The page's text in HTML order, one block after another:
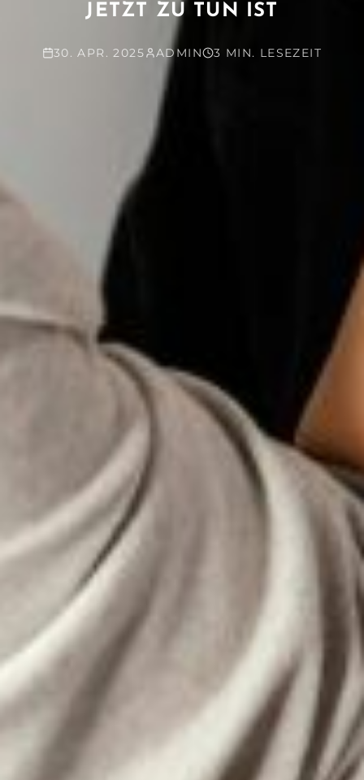
JETZT ZU TUN IST
30. APR. 2025 ADMIN 3 MIN. LESEZEIT